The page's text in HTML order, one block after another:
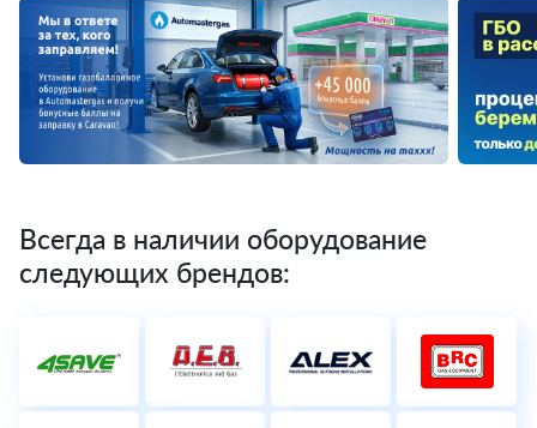
Всегда в наличии оборудование
следующих брендов: